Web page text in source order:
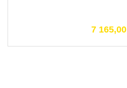
7 165,00